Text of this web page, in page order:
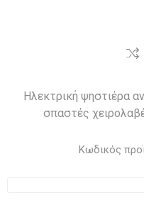
Ηλεκτρική ψηστιέρα
σπαστές
Κωδικός